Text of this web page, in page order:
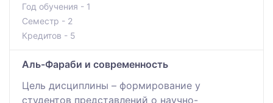
Год обучения - 1
Семестр - 2
Кредитов - 5
Аль-Фараби и современность
Цель дисциплины – формирование у
студентов представлений о научно-